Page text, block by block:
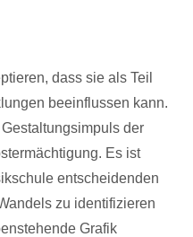
dass sie als Teil
beeinflussen kann.
der
Es ist
entscheidenden
zu identifizieren
Grafik